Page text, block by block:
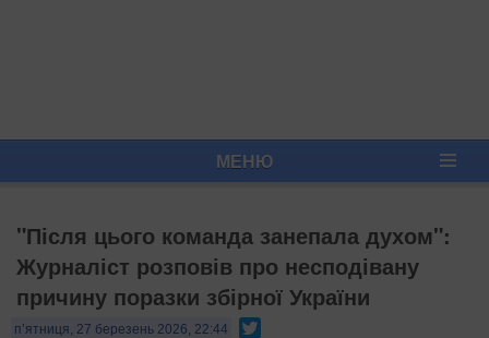
МЕНЮ
"Після цього команда занепала духом":
Журналіст розповів про несподівану
причину поразки збірної України
п’ятниця, 27 березень 2026, 22:44